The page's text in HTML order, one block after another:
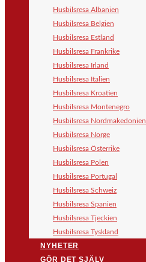
Husbilsresa Albanien
Husbilsresa Belgien
Husbilsresa Estland
Husbilsresa Frankrike
Husbilsresa Irland
Husbilsresa Italien
Husbilsresa Kroatien
Husbilsresa Montenegro
Husbilsresa Nordmakedonien
Husbilsresa Norge
Husbilsresa Österrike
Husbilsresa Polen
Husbilsresa Portugal
Husbilsresa Schweiz
Husbilsresa Spanien
Husbilsresa Tjeckien
Husbilsresa Tyskland
NYHETER
GÖR DET SJÄLV